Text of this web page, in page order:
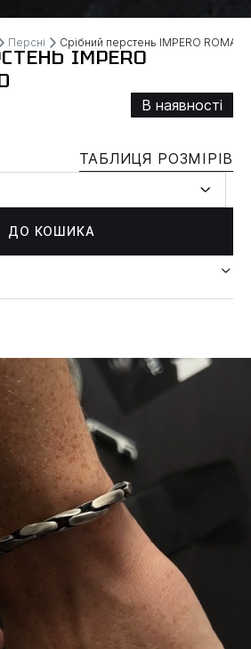
Персні Срібний перстень IMPERO
IMPERO
В наявності
ТАБЛИЦЯ РОЗМІРІВ
ДО КОШИКА